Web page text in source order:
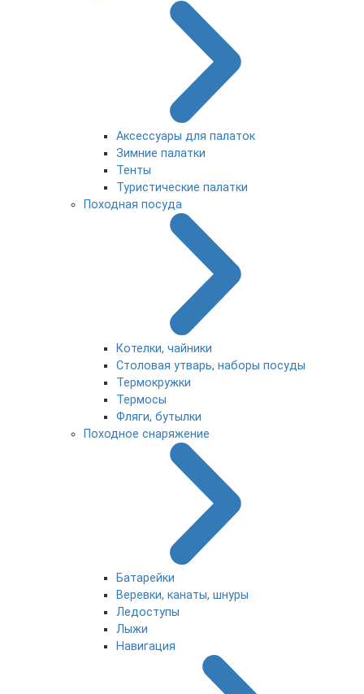
Аксессуары для палаток
Зимние палатки
Тенты
Туристические палатки
Походная посуда
Котелки, чайники
Столовая утварь, наборы посуды
Термокружки
Термосы
Фляги, бутылки
Походное снаряжение
Батарейки
Веревки, канаты, шнуры
Ледоступы
Лыжи
Навигация